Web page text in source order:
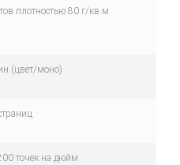
плотностью 80 г/кв.м
(цвет/моно)
точек на дюйм